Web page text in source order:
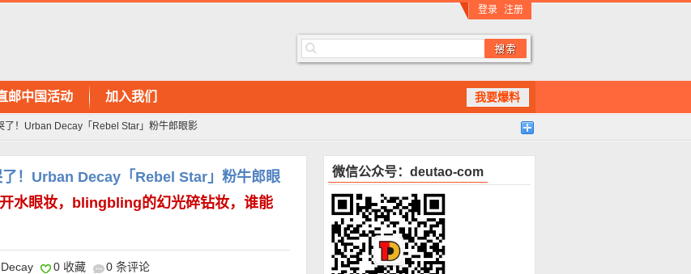
登录 注册
我要爆料
邮中国活动 加入我们
了！Urban Decay「Rebel Star」粉牛郎眼影
！Urban Decay「Rebel Star」粉牛郎眼
水眼妆，blingbling的幻光碎钻妆，谁能
0 收藏 0 条评论
微信公众号：deutao-com